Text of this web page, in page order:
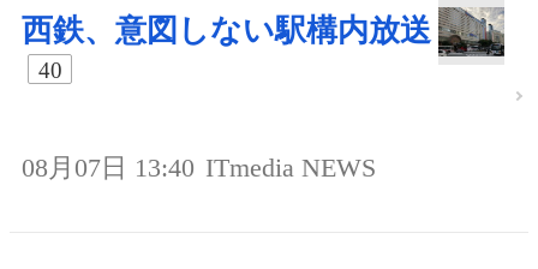
西鉄、意図しない駅構内放送
40
08月07日 13:40 ITmedia NEWS